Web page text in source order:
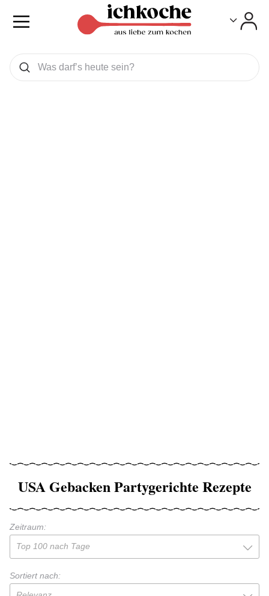
Was wollen Sie suchen
Suchen
USA Gebacken Partygerichte Rezepte
Zeitraum:
Top 100 nach Tage
Sortiert nach: